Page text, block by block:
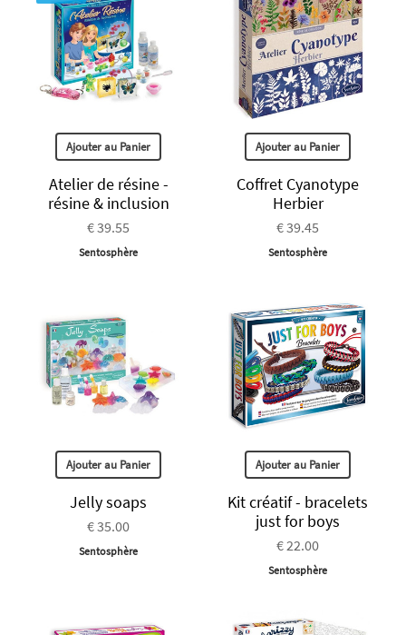
Ajouter au Panier
Atelier de résine -
résine & inclusion
€ 39.55
Sentosphère
Ajouter au Panier
Coffret Cyanotype
Herbier
€ 39.45
Sentosphère
Ajouter au Panier
Jelly soaps
€ 35.00
Sentosphère
Ajouter au Panier
Kit créatif - bracelets
just for boys
€ 22.00
Sentosphère